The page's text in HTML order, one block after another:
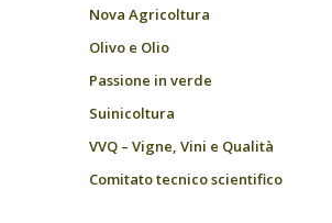
Nova Agricoltura
Olivo e Olio
Passione in verde
Suinicoltura
VVQ – Vigne, Vini e Qualità
Comitato tecnico scientifico